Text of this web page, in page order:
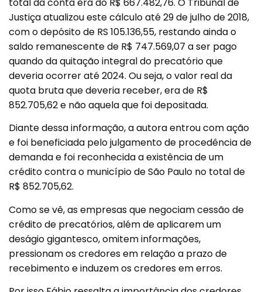
Justiça atualizou este cálculo até 29 de julho de 2018,
com o depósito de RS 105.136,55, restando ainda o
saldo remanescente de R$ 747.569,07 a ser pago
quando da quitação integral do precatório que
deveria ocorrer até 2024. Ou seja, o valor real da
quota bruta que deveria receber, era de R$
852.705,62 e não aquela que foi depositada.
Diante dessa informação, a autora entrou com ação
e foi beneficiada pelo julgamento de procedência de
demanda e foi reconhecida a existência de um
crédito contra o município de São Paulo no total de
R$ 852.705,62.
Como se vê, as empresas que negociam cessão de
crédito de precatórios, além de aplicarem um
deságio gigantesco, omitem informações,
pressionam os credores em relação a prazo de
recebimento e induzem os credores em erros.